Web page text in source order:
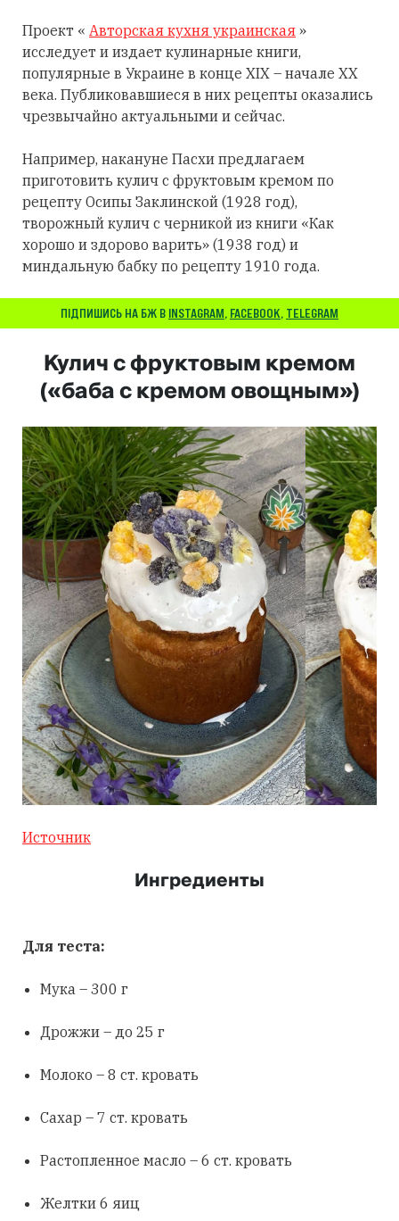
Проект « Авторская кухня украинская »
исследует и издает кулинарные книги,
популярные в Украине в конце XIX – начале XX
века. Публиковавшиеся в них рецепты оказались
чрезвычайно актуальными и сейчас.
Например, накануне Пасхи предлагаем
приготовить кулич с фруктовым кремом по
рецепту Осипы Заклинской (1928 год),
творожный кулич с черникой из книги «Как
хорошо и здорово варить» (1938 год) и
миндальную бабку по рецепту 1910 года.
ПІДПИШИСЬ НА БЖ В INSTAGRAM, FACEBOOK, TELEGRAM
Кулич с фруктовым кремом
(«баба с кремом овощным»)
Источник
Ингредиенты
Для теста:
Мука – 300 г
Дрожжи – до 25 г
Молоко – 8 ст. кровать
Сахар – 7 ст. кровать
Растопленное масло – 6 ст. кровать
Желтки 6 яиц